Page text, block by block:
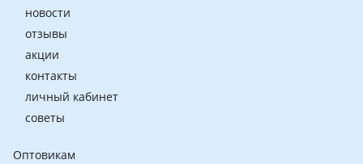
новости
отзывы
акции
контакты
личный кабинет
советы
Оптовикам